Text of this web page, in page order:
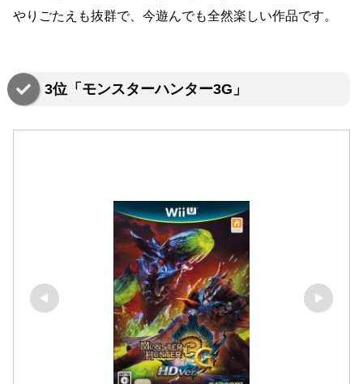
やりごたえも抜群で、今遊んでも全然楽しい作品です。
3位「モンスターハンター3G」